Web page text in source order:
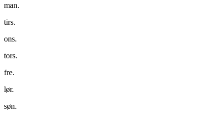
man.
tirs.
ons.
tors.
fre.
lør.
søn.